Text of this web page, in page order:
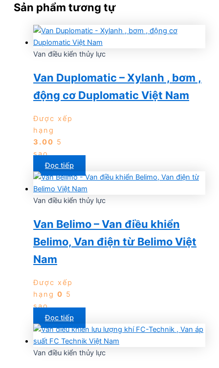
Sản phẩm tương tự
Van điều kiển thủy lực
Van Duplomatic – Xylanh , bơm ,
động cơ Duplomatic Việt Nam
Được xếp
hạng
3.00 5
sao
Đọc tiếp
Van điều kiển thủy lực
Van Belimo – Van điều khiển
Belimo, Van điện từ Belimo Việt
Nam
Được xếp
hạng 0 5
sao
Đọc tiếp
Van điều kiển thủy lực